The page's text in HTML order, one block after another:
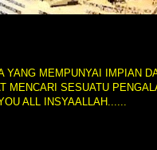
MEMPUNYAI IMPIAN
SESUATU
ALL INSYAALLAH......